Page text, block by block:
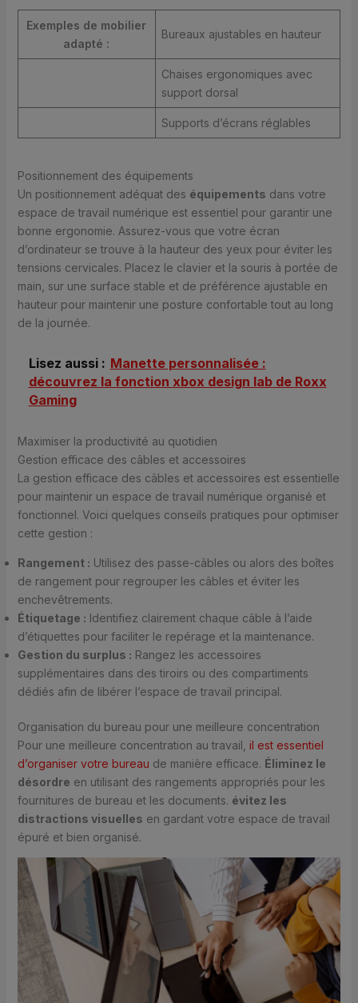
Exemples de mobilier
adapté :
Bureaux ajustables en hauteur
Chaises ergonomiques avec
support dorsal
Supports d’écrans réglables
Positionnement des équipements
Un positionnement adéquat des équipements dans votre
espace de travail numérique est essentiel pour garantir une
bonne ergonomie. Assurez-vous que votre écran
d’ordinateur se trouve à la hauteur des yeux pour éviter les
tensions cervicales. Placez le clavier et la souris à portée de
main, sur une surface stable et de préférence ajustable en
hauteur pour maintenir une posture confortable tout au long
de la journée.
Lisez aussi : Manette personnalisée :
découvrez la fonction xbox design lab de Roxx
Gaming
Maximiser la productivité au quotidien
Gestion efficace des câbles et accessoires
La gestion efficace des câbles et accessoires est essentielle
pour maintenir un espace de travail numérique organisé et
fonctionnel. Voici quelques conseils pratiques pour optimiser
cette gestion :
Rangement : Utilisez des passe-câbles ou alors des boîtes
de rangement pour regrouper les câbles et éviter les
enchevêtrements.
Étiquetage : Identifiez clairement chaque câble à l’aide
d’étiquettes pour faciliter le repérage et la maintenance.
Gestion du surplus : Rangez les accessoires
supplémentaires dans des tiroirs ou des compartiments
dédiés afin de libérer l’espace de travail principal.
Organisation du bureau pour une meilleure concentration
Pour une meilleure concentration au travail, il est essentiel
d’organiser votre bureau de manière efficace. Éliminez le
désordre en utilisant des rangements appropriés pour les
fournitures de bureau et les documents. évitez les
distractions visuelles en gardant votre espace de travail
épuré et bien organisé.